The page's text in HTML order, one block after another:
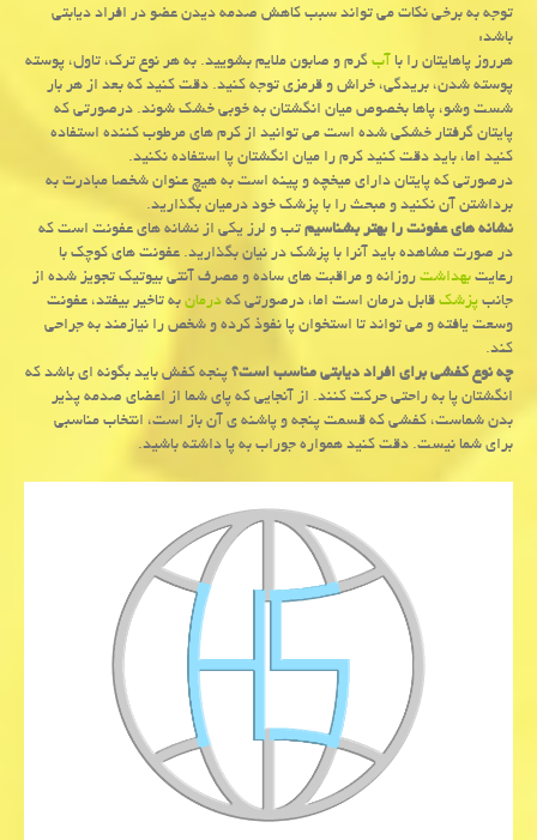
توجه به برخی نكات می تواند سبب كاهش صدمه دیدن عضو در افراد دیابتی
باشد:
هرروز پاهایتان را باآبگرم و صابون ملایم بشویید. به هر نوع ترك، تاول، پوسته
پوسته شدن، بریدگی، خراش و قرمزی توجه كنید. دقت كنید كه بعد از هر بار
شست وشو، پاها بخصوص میان انگشتان به خوبی خشك شوند. درصورتی كه
پایتان گرفتار خشكی شده است می توانید از كرم های مرطوب كننده استفاده
كنید اما، باید دقت كنید كرم را میان انگشتان پا استفاده نكنید.
درصورتی كه پایتان دارای میخچه و پینه است به هیچ عنوان شخصا مبادرت به
برداشتن آن نكنید و مبحث را با پزشك خود درمیان بگذارید.
نشانه های عفونت را بهتر بشناسیمتب و لرز یكی از نشانه های عفونت است كه
در صورت مشاهده باید آنرا با پزشك در نیان بگذارید. عفونت های كوچك با
رعایتبهداشتروزانه و مراقبت های ساده و مصرف آنتی بیوتیك تجویز شده از
جانبپزشكقابل درمان است اما، درصورتی كهدرمانبه تاخیر بیفتد، عفونت
وسعت یافته و می تواند تا استخوان پا نفوذ كرده و شخص را نیازمند به جراحی
كند.
چه نوع كفشی برای افراد دیابتی مناسب است؟پنجه كفش باید بگونه ای باشد كه
انگشتان پا به راحتی حركت كنند. از آنجایی كه پای شما از اعضای صدمه پذیر
بدن شماست، كفشی كه قسمت پنجه و پاشنه ی آن باز است، انتخاب مناسبی
برای شما نیست. دقت كنید همواره جوراب به پا داشته باشید.